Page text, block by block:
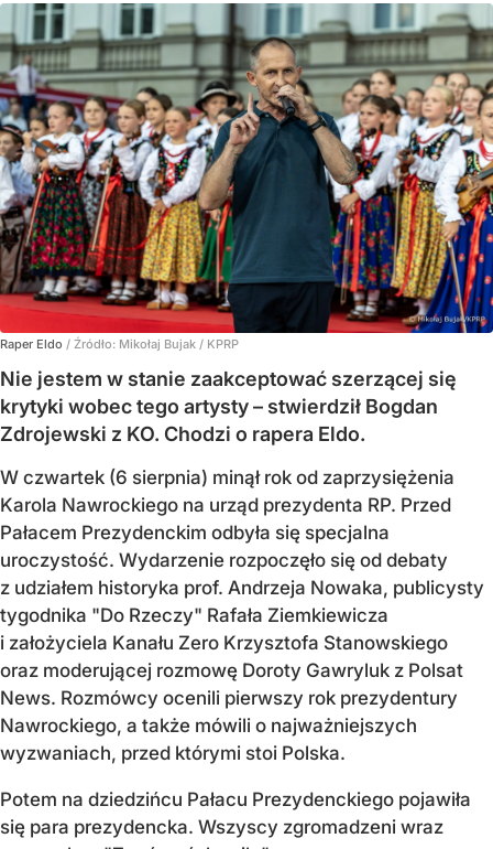
Raper Eldo / Źródło: Mikołaj Bujak / KPRP
Nie jestem w stanie zaakceptować szerzącej się
krytyki wobec tego artysty – stwierdził Bogdan
Zdrojewski z KO. Chodzi o rapera Eldo.
W czwartek (6 sierpnia) minął rok od zaprzysiężenia
Karola Nawrockiego na urząd prezydenta RP. Przed
Pałacem Prezydenckim odbyła się specjalna
uroczystość. Wydarzenie rozpoczęło się od debaty
z udziałem historyka prof. Andrzeja Nowaka, publicysty
tygodnika "Do Rzeczy" Rafała Ziemkiewicza
i założyciela Kanału Zero Krzysztofa Stanowskiego
oraz moderującej rozmowę Doroty Gawryluk z Polsat
News. Rozmówcy ocenili pierwszy rok prezydentury
Nawrockiego, a także mówili o najważniejszych
wyzwaniach, przed którymi stoi Polska.
Potem na dziedzińcu Pałacu Prezydenckiego pojawiła
się para prezydencka. Wszyscy zgromadzeni wraz